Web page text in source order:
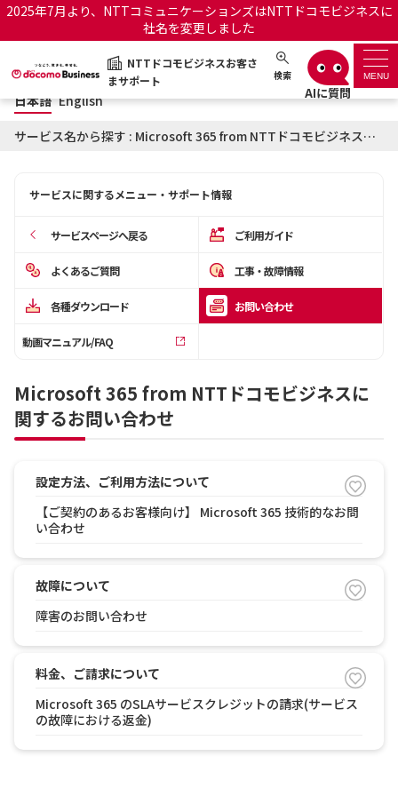
2025年7月より、NTTコミュニケーションズはNTTドコモビジネスに
社名を変更しました
NTTドコモビジネスお客さ
まサポート
検索 MENU
NTTドコモビジネスお客さまサポート 日本語 English
サポートトップ
お知らせ サポートサイトの使い方
OCNのお客さまはこちら
工事・故障情報通知サー
ビス
日本語 English
サービス名から探す : Microsoft 365 from NTTドコモビジネスに関するお問い合わせ
サービスに関するメニュー・サポート情報
サービスページへ戻る ご利用ガイド
よくあるご質問 工事・故障情報
各種ダウンロード お問い合わせ
動画マニュアル/FAQ
Microsoft 365 from NTTドコモビジネスに
関するお問い合わせ
設定方法、ご利用方法について
【ご契約のあるお客様向け】 Microsoft 365 技術的なお問
い合わせ
故障について
障害のお問い合わせ
料金、ご請求について
Microsoft 365 のSLAサービスクレジットの請求(サービス
の故障における返金)